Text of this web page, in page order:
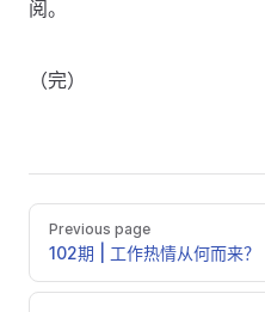
阅。
（完）
Previous page
102期 | 工作热情从何而来？